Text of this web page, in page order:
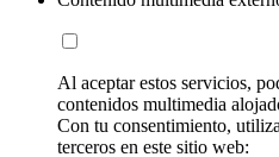
Al aceptar estos servicios,
contenidos multimedia
Con tu consentimiento,
terceros en este sitio web: